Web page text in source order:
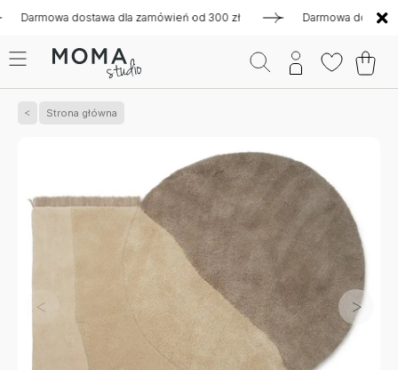
dostawa dla zamówień od 300 zł Darmowa dostawa dla
Strona główna